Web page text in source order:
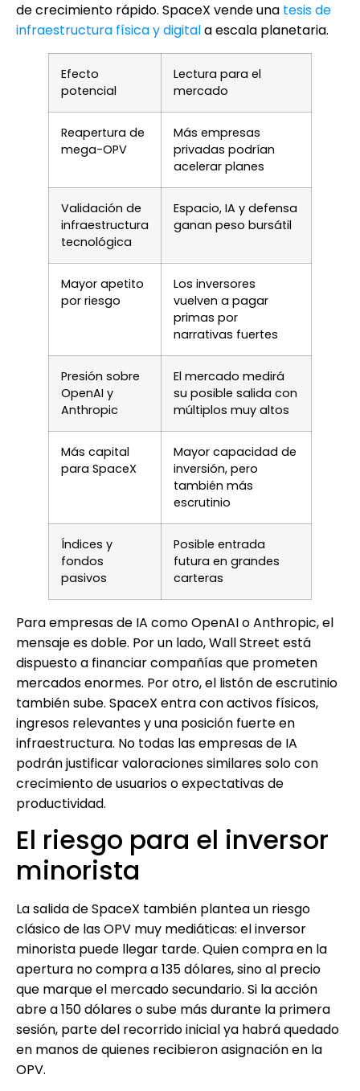
de crecimiento rápido. SpaceX vende una tesis de
infraestructura física y digitala escala planetaria.
Efecto
potencial
Lectura para el
mercado
Reapertura de
mega-OPV
Más empresas
privadas podrían
acelerar planes
Validación de
infraestructura
tecnológica
Espacio, IA y defensa
ganan peso bursátil
Mayor apetito
por riesgo
Los inversores
vuelven a pagar
primas por
narrativas fuertes
Presión sobre
OpenAI y
Anthropic
El mercado medirá
su posible salida con
múltiplos muy altos
Más capital
para SpaceX
Mayor capacidad de
inversión, pero
también más
escrutinio
Índices y
fondos
pasivos
Posible entrada
futura en grandes
carteras
Para empresas de IA como OpenAI o Anthropic, el
mensaje es doble. Por un lado, Wall Street está
dispuesto a financiar compañías que prometen
mercados enormes. Por otro, el listón de escrutinio
también sube. SpaceX entra con activos físicos,
ingresos relevantes y una posición fuerte en
infraestructura. No todas las empresas de IA
podrán justificar valoraciones similares solo con
crecimiento de usuarios o expectativas de
productividad.
El riesgo para el inversor
minorista
La salida de SpaceX también plantea un riesgo
clásico de las OPV muy mediáticas: el inversor
minorista puede llegar tarde. Quien compra en la
apertura no compra a 135 dólares, sino al precio
que marque el mercado secundario. Si la acción
abre a 150 dólares o sube más durante la primera
sesión, parte del recorrido inicial ya habrá quedado
en manos de quienes recibieron asignación en la
OPV.